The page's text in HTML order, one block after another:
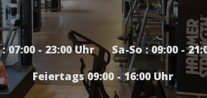
07:00 - 23:00 Uhr Sa-So : 09:00 -
Feiertags 09:00 - 16:00 Uhr